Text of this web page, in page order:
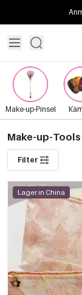
Make-up-Pinsel
Make-up-Tools
Filter
Lager in China